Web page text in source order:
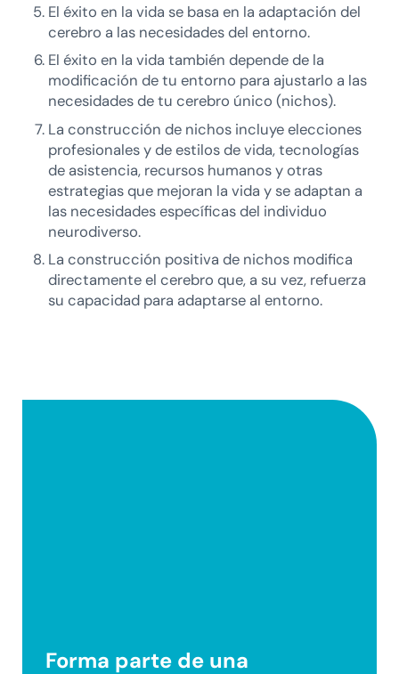
El éxito en la vida se basa en la adaptación del
cerebro a las necesidades del entorno.
El éxito en la vida también depende de la
modificación de tu entorno para ajustarlo a las
necesidades de tu cerebro único (nichos).
La construcción de nichos incluye elecciones
profesionales y de estilos de vida, tecnologías
de asistencia, recursos humanos y otras
estrategias que mejoran la vida y se adaptan a
las necesidades específicas del individuo
neurodiverso.
La construcción positiva de nichos modifica
directamente el cerebro que, a su vez, refuerza
su capacidad para adaptarse al entorno.
Forma parte de una